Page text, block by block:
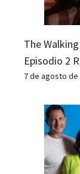
The
Episodio 2
7 de agosto de